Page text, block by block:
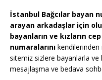
İstanbul Bağcılar bayan
arayan arkadaşlar için
bayanların ve kızların
numaralarını kendilerinden
sitemiz sizlere bayanlarla ve
mesajlaşma ve bedava